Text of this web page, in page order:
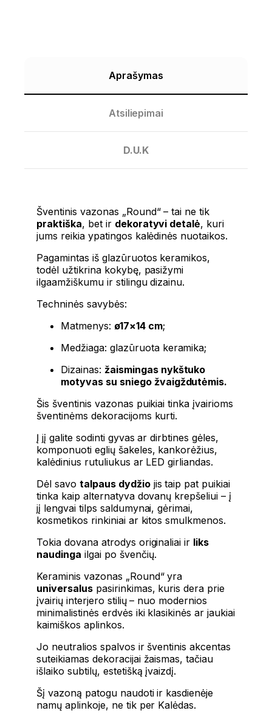
Aprašymas
Atsiliepimai
D.U.K
Šventinis vazonas „Round“– tai ne tik
praktiška, bet ir dekoratyvi detalė, kuri
jums reikia ypatingos kalėdinės nuotaikos.
Pagamintas iš glazūruotos keramikos,
todėl užtikrina kokybę, pasižymi
ilgaamžiškumu ir stilingu dizainu.
Techninės savybės:
Matmenys: ø17×14 cm;
Medžiaga: glazūruota keramika;
Dizainas: žaismingas nykštuko
motyvas su sniego žvaigždutėmis.
Šis šventinis vazonas puikiai tinka įvairioms
šventinėms dekoracijoms kurti.
Į jį galite sodinti gyvas ar dirbtines gėles,
komponuoti eglių šakeles, kankorėžius,
kalėdinius rutuliukus ar LED girliandas.
Dėl savo talpaus dydžiojis taip pat puikiai
tinka kaip alternatyva dovanų krepšeliui – į
jį lengvai tilps saldumynai, gėrimai,
kosmetikos rinkiniai ar kitos smulkmenos.
Tokia dovana atrodys originaliai ir liks
naudinga ilgai po švenčių.
Keraminis vazonas „Round“ yra
universaluspasirinkimas, kuris dera prie
įvairių interjero stilių – nuo ​​modernios
minimalistinės erdvės iki klasikinės ar jaukiai
kaimiškos aplinkos.
Jo neutralios spalvos ir šventinis akcentas
suteikiamas dekoracijai žaismas, tačiau
išlaiko subtilų, estetišką įvaizdį.
Šį vazoną patogu naudoti ir kasdienėje
namų aplinkoje, ne tik per Kalėdas.